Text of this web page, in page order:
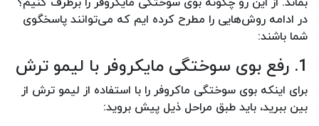
در ادامه روش‌هایی را مطرح کرده ایم که می‌توانند پاسخگوی
شما باشند:
1. رفع بوی سوختگی مایکروفر با لیمو ترش
برای اینکه بوی سوختگی ماکروفر را با استفاده از لیمو ترش از
بین ببرید، باید طبق مراحل ذیل پیش بروید: